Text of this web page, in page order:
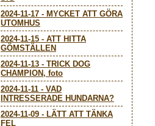
2024-11-17 - MYCKET ATT GÖRA
UTOMHUS
2024-11-15 - ATT HITTA
GÖMSTÄLLEN
2024-11-13 - TRICK DOG
CHAMPION, foto
2024-11-11 - VAD
INTRESSERADE HUNDARNA?
2024-11-09 - LÄTT ATT TÄNKA
FEL